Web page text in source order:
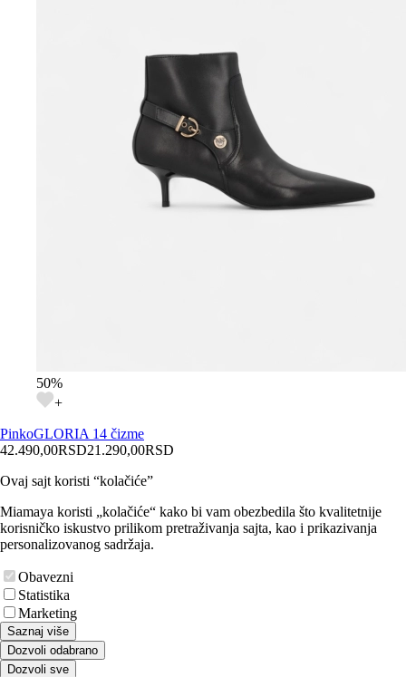
50%
+
PinkoGLORIA 14 čizme
42.490,00RSD21.290,00RSD
Ovaj sajt koristi “kolačiće”
Miamaya koristi „kolačiće“ kako bi vam obezbedila što kvalitetnije
korisničko iskustvo prilikom pretraživanja sajta, kao i prikazivanja
personalizovanog sadržaja.
Obavezni
Statistika
Marketing
Saznaj više
Dozvoli odabrano
Dozvoli sve